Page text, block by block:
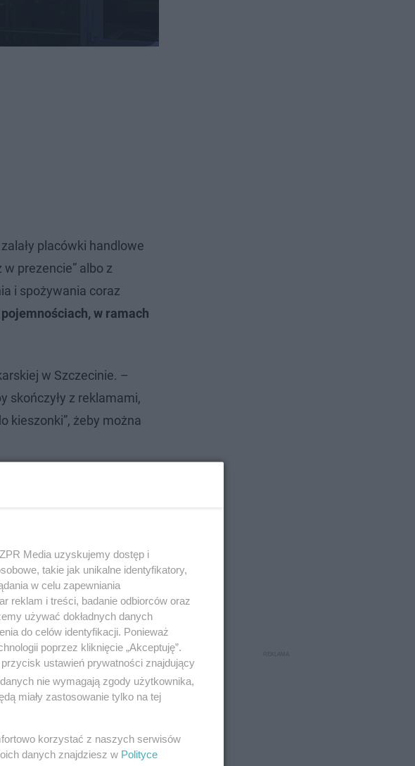
placówki handlowe
prezencie” albo z
i spożywania coraz
w ramach
w Szczecinie. –
skończyły z reklamami,
kieszonki”, żeby można
jednocześnie wiarę w
Media uzyskujemy dostęp i
takie jak unikalne identyfikatory,
w celu zapewniania
reklam i treści, badanie odbiorców oraz
używać dokładnych danych
do celów identyfikacji. Ponieważ
poprzez kliknięcie „Akceptuję”.
ustawień prywatności znajdujący
nie wymagają zgody użytkownika,
miały zastosowanie tylko na tej
korzystać z naszych serwisów
danych znajdziesz w Polityce